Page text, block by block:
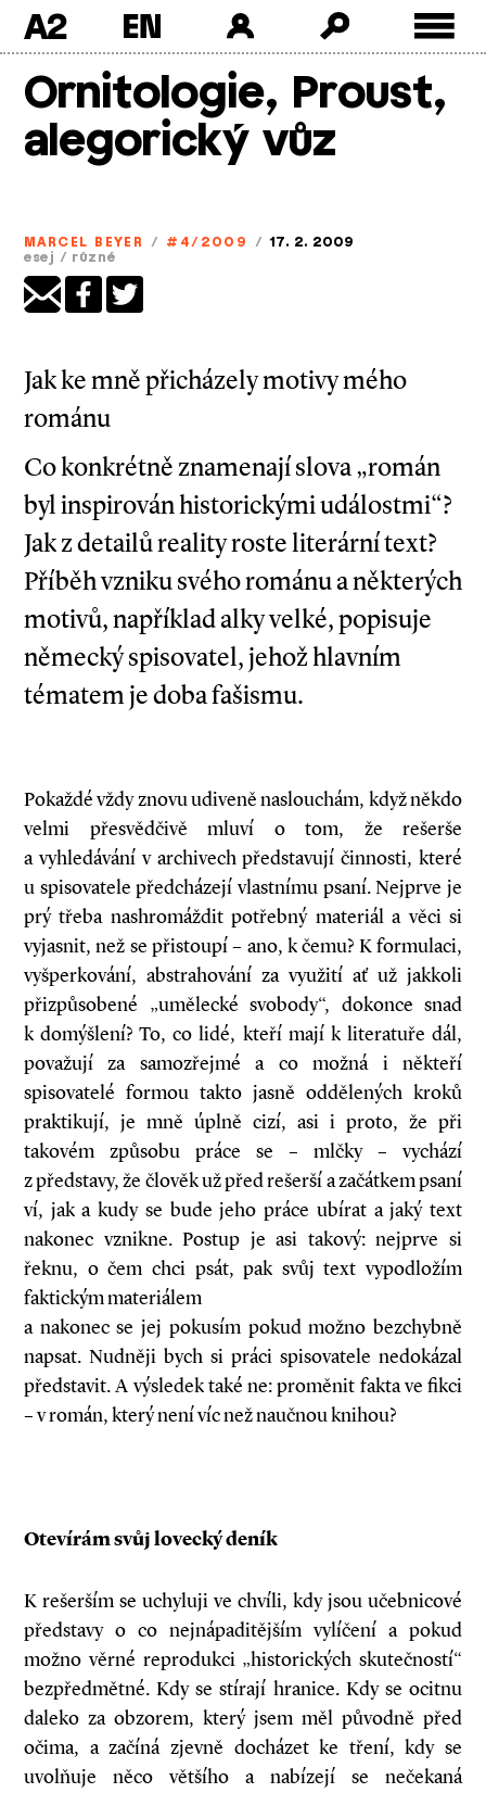
A2
Ornitologie, Proust,
alegorický vůz
MARCEL BEYER / #4/2009 / 17. 2. 2009
esej / různé
Jak ke mně přicházely motivy mého
románu
Co konkrétně znamenají slova „román
byl inspirován historickými událostmi“?
Jak z detailů reality roste literární text?
Příběh vzniku svého románu a některých
motivů, například alky velké, popisuje
německý spisovatel, jehož hlavním
tématem je doba fašismu.
Pokaždé vždy znovu udiveně naslouchám, když někdo
velmi přesvědčivě mluví o tom, že rešerše
a vyhledávání v archivech představují činnosti, které
u spisovatele předcházejí vlastnímu psaní. Nejprve je
prý třeba nashromáždit potřebný materiál a věci si
vyjasnit, než se přistoupí – ano, k čemu? K formulaci,
vyšperkování, abstrahování za využití ať už jakkoli
přizpůsobené „umělecké svobody“, dokonce snad
k domýšlení? To, co lidé, kteří mají k literatuře dál,
považují za samozřejmé a co možná i někteří
spisovatelé formou takto jasně oddělených kroků
praktikují, je mně úplně cizí, asi i proto, že při
takovém způsobu práce se – mlčky – vychází
z představy, že člověk už před rešerší a začátkem psaní
ví, jak a kudy se bude jeho práce ubírat a jaký text
nakonec vznikne. Postup je asi takový: nejprve si
řeknu, o čem chci psát, pak svůj text vypodložím
faktickým materiálem
a nakonec se jej pokusím pokud možno bezchybně
napsat. Nudněji bych si práci spisovatele nedokázal
představit. A výsledek také ne: proměnit fakta ve fikci
– v román, který není víc než naučnou knihou?
Otevírám svůj lovecký deník
K rešerším se uchyluji ve chvíli, kdy jsou učebnicové
představy o co nejnápaditějším vylíčení a pokud
možno věrné reprodukci „historických skutečností“
bezpředmětné. Kdy se stírají hranice. Kdy se ocitnu
daleko za obzorem, který jsem měl původně před
očima, a začíná zjevně docházet ke tření, kdy se
uvolňuje něco většího a nabízejí se nečekaná